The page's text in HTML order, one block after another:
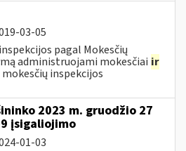
03-05
pagal Mokesčių
administruojami mokesčiai ir
inspekcijos
2023 m. gruodžio 27
įsigaliojimo
01-03